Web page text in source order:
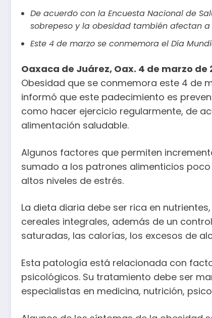
De acuerdo con la Encuesta Nacional de
sobrepeso y la obesidad también afectan
Este 4 de marzo se conmemora el Día
Oaxaca de Juárez, Oax. 4 de marzo de
Obesidad que se conmemora este 4 de
informó que este padecimiento es
como hacer ejercicio regularmente, de
alimentación saludable.
Algunos factores que permiten
sumado a los patrones alimenticios
altos niveles de estrés.
La dieta diaria debe ser rica en
cereales integrales, además de un
saturadas, las calorías, los excesos de
Esta patología está relacionada con
psicológicos. Su tratamiento debe ser
especialistas en medicina, nutrición,